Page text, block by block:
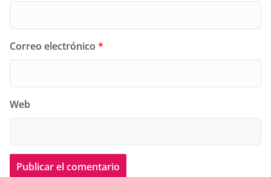
Correo electrónico *
Web